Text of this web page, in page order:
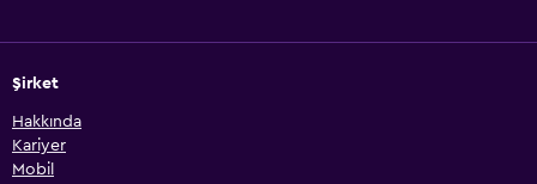
Şirket
Hakkında
Kariyer
Mobil